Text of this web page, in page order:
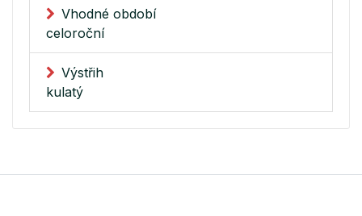
Vhodné období
celoroční
Výstřih
kulatý